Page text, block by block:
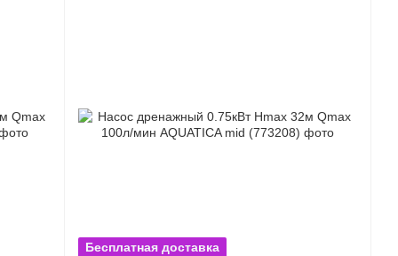
Бесплатная доставка